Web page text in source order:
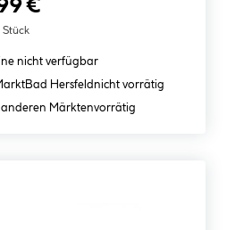
€
Stück
nicht verfügbar
Bad Hersfeldnicht vorrätig
Märktenvorrätig